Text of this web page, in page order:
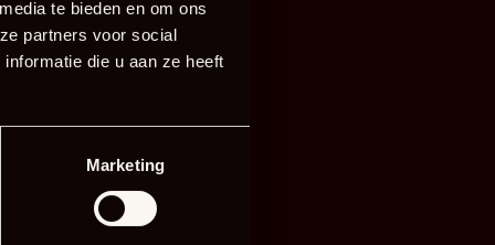
te bieden en om ons
partners voor social
die u aan ze heeft
Marketing